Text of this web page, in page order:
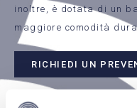
inoltre, è dotata di un
maggiore comodità
RICHIEDI UN